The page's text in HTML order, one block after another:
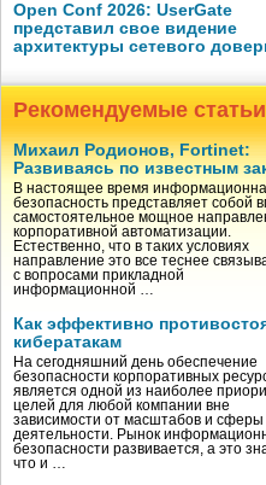
Open Conf 2026: UserGate
представил свое видение
архитектуры сетевого
Рекомендуемые статьи
Михаил Родионов, Fortinet:
Развиваясь по известным
В настоящее время
безопасность представляет собой
самостоятельное мощное
корпоративной автоматизации.
Естественно, что в таких условиях
направление это все теснее
с вопросами прикладной
информационной …
Как эффективно
кибератакам
На сегодняшний день обеспечение
безопасности корпоративных
является одной из наиболее
целей для любой компании вне
зависимости от масштабов и сферы
деятельности. Рынок
безопасности развивается, а это
что и …